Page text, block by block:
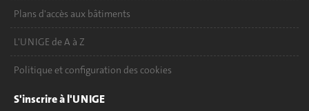
Plans d'accès aux bâtiments
L'UNIGE de A à Z
Politique et configuration des cookies
S'inscrire à l'UNIGE